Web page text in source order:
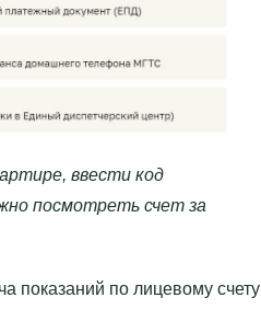
ввести код
посмотреть счет за
показаний по лицевому счету